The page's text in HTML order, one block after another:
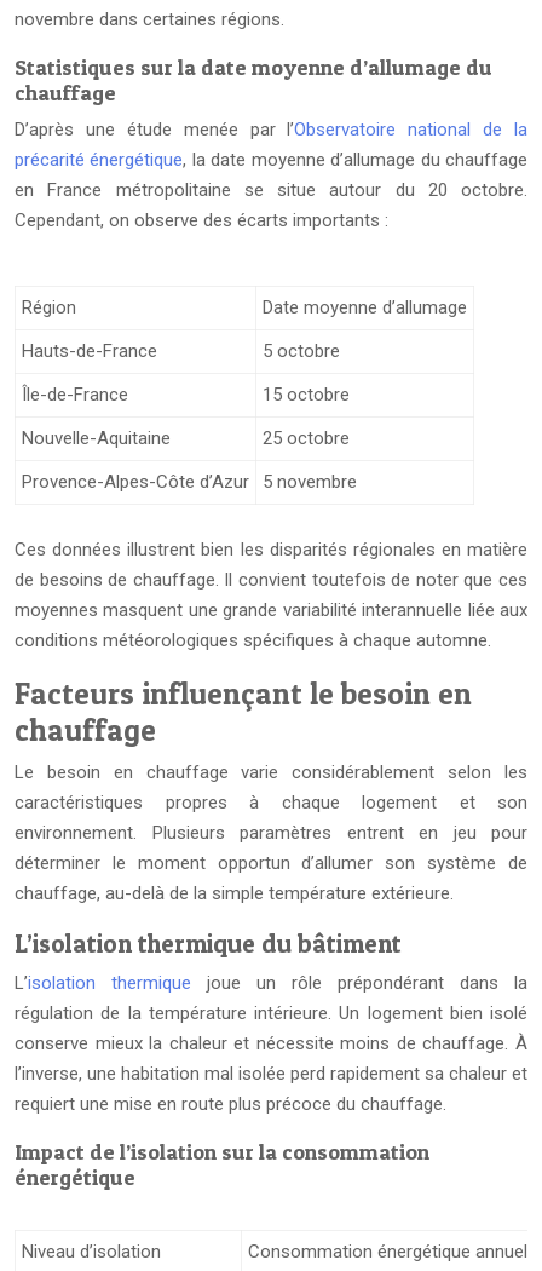
novembre dans certaines régions.
Statistiques sur la date moyenne d’allumage du
chauffage
D’après une étude menée par l’Observatoire national de la
précarité énergétique, la date moyenne d’allumage du chauffage
en France métropolitaine se situe autour du 20 octobre.
Cependant, on observe des écarts importants :
Région
Date moyenne d’allumage
Hauts-de-France
5 octobre
Île-de-France
15 octobre
Nouvelle-Aquitaine
25 octobre
Provence-Alpes-Côte d’Azur
5 novembre
Ces données illustrent bien les disparités régionales en matière
de besoins de chauffage. Il convient toutefois de noter que ces
moyennes masquent une grande variabilité interannuelle liée aux
conditions météorologiques spécifiques à chaque automne.
Facteurs influençant le besoin en
chauffage
Le besoin en chauffage varie considérablement selon les
caractéristiques propres à chaque logement et son
environnement. Plusieurs paramètres entrent en jeu pour
déterminer le moment opportun d’allumer son système de
chauffage, au-delà de la simple température extérieure.
L’isolation thermique du bâtiment
L’isolation thermique joue un rôle prépondérant dans la
régulation de la température intérieure. Un logement bien isolé
conserve mieux la chaleur et nécessite moins de chauffage. À
l’inverse, une habitation mal isolée perd rapidement sa chaleur et
requiert une mise en route plus précoce du chauffage.
Impact de l’isolation sur la consommation
énergétique
Niveau d’isolation
Consommation énergétique